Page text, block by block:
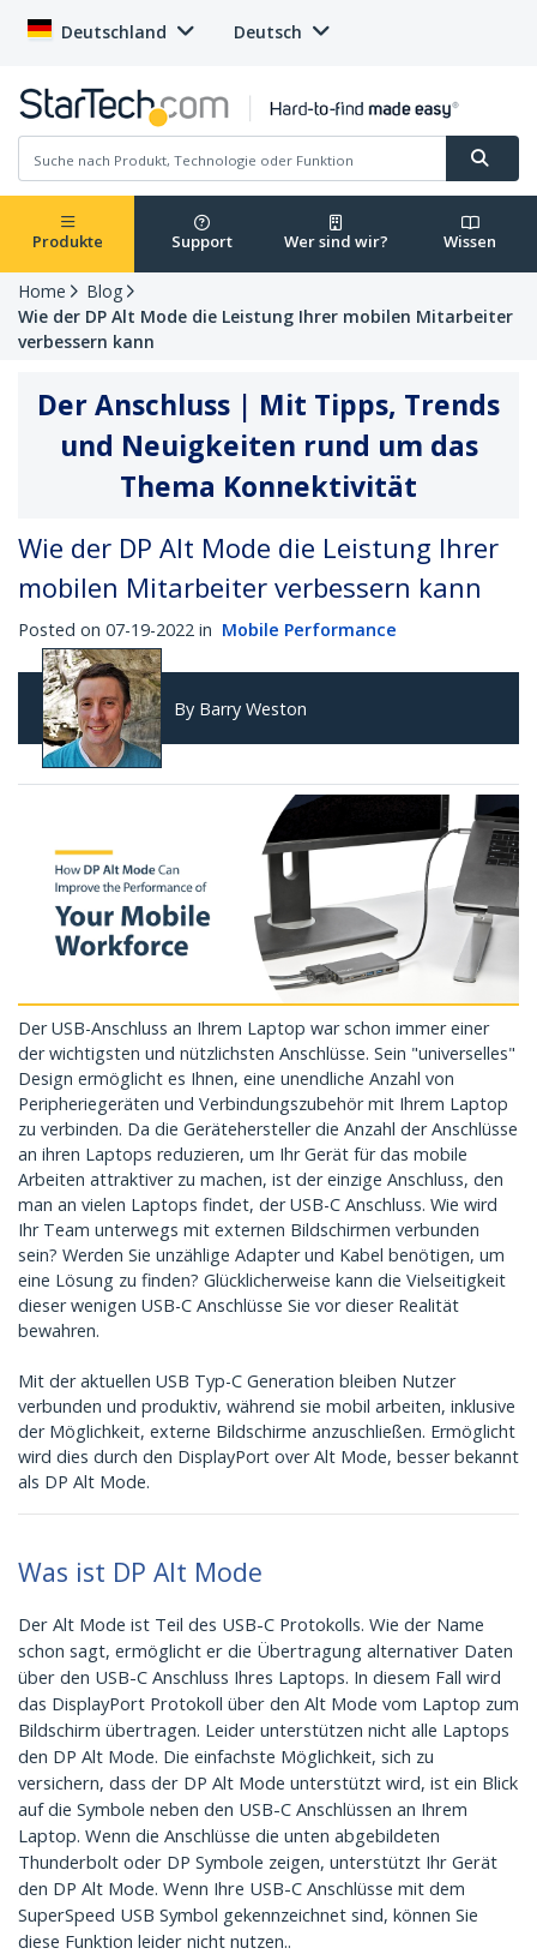
Deutschland Deutsch
Produkte Support Wer sind wir? Wissen
Home
Blog
Wie der DP Alt Mode die Leistung Ihrer mobilen Mitarbeiter
verbessern kann
Der Anschluss | Mit Tipps, Trends
und Neuigkeiten rund um das
Thema Konnektivität
Wie der DP Alt Mode die Leistung Ihrer
mobilen Mitarbeiter verbessern kann
Posted on 07-19-2022 in Mobile Performance
By Barry Weston
Der USB-Anschluss an Ihrem Laptop war schon immer einer
der wichtigsten und nützlichsten Anschlüsse. Sein "universelles"
Design ermöglicht es Ihnen, eine unendliche Anzahl von
Peripheriegeräten und Verbindungszubehör mit Ihrem Laptop
zu verbinden. Da die Gerätehersteller die Anzahl der Anschlüsse
an ihren Laptops reduzieren, um Ihr Gerät für das mobile
Arbeiten attraktiver zu machen, ist der einzige Anschluss, den
man an vielen Laptops findet, der USB-C Anschluss. Wie wird
Ihr Team unterwegs mit externen Bildschirmen verbunden
sein? Werden Sie unzählige Adapter und Kabel benötigen, um
eine Lösung zu finden? Glücklicherweise kann die Vielseitigkeit
dieser wenigen USB-C Anschlüsse Sie vor dieser Realität
bewahren.
Mit der aktuellen USB Typ-C Generation bleiben Nutzer
verbunden und produktiv, während sie mobil arbeiten, inklusive
der Möglichkeit, externe Bildschirme anzuschließen. Ermöglicht
wird dies durch den DisplayPort over Alt Mode, besser bekannt
als DP Alt Mode.
Was ist DP Alt Mode
Der Alt Mode ist Teil des USB-C Protokolls. Wie der Name
schon sagt, ermöglicht er die Übertragung alternativer Daten
über den USB-C Anschluss Ihres Laptops. In diesem Fall wird
das DisplayPort Protokoll über den Alt Mode vom Laptop zum
Bildschirm übertragen. Leider unterstützen nicht alle Laptops
den DP Alt Mode. Die einfachste Möglichkeit, sich zu
versichern, dass der DP Alt Mode unterstützt wird, ist ein Blick
auf die Symbole neben den USB-C Anschlüssen an Ihrem
Laptop. Wenn die Anschlüsse die unten abgebildeten
Thunderbolt oder DP Symbole zeigen, unterstützt Ihr Gerät
den DP Alt Mode. Wenn Ihre USB-C Anschlüsse mit dem
SuperSpeed USB Symbol gekennzeichnet sind, können Sie
diese Funktion leider nicht nutzen..